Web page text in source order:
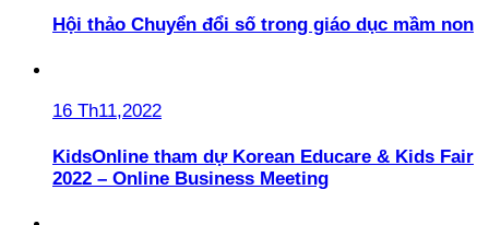
Hội thảo Chuyển đổi số trong giáo dục mầm non
16 Th11,2022
KidsOnline tham dự Korean Educare & Kids Fair
2022 – Online Business Meeting